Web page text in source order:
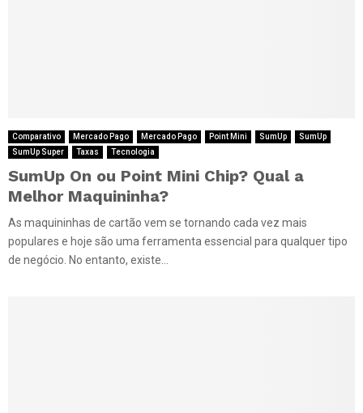
Comparativo Mercado Pago Mercado Pago Point Mini SumUp
SumUp
SumUp Super
Taxas Tecnologia
SumUp On ou Point Mini Chip? Qual a
Melhor Maquininha?
As maquininhas de cartão vem se tornando cada vez mais
populares e hoje são uma ferramenta essencial para qualquer tipo
de negócio. No entanto, existe...